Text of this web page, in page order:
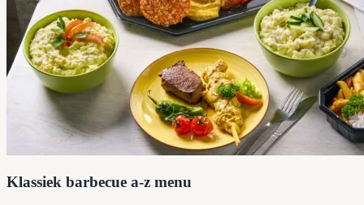
Klassiek barbecue a-z menu